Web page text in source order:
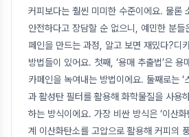
커피보다는 훨씬 미미한 수준이에요. 물론
안전하다고 장담할 순 없으니, 예민한 분
페인을 만드는 과정, 알고 보면 재밌다?디
방법들이 있어요. 첫째, ‘용매 추출법’은 용
카페인을 녹여내는 방법이에요. 둘째로는 ‘
과 활성탄 필터를 활용해 화학물질을 사용
하는 방식이에요. 가장 비싼 방식은 ‘이산
계 이산화탄소를 고압으로 활용해 커피의